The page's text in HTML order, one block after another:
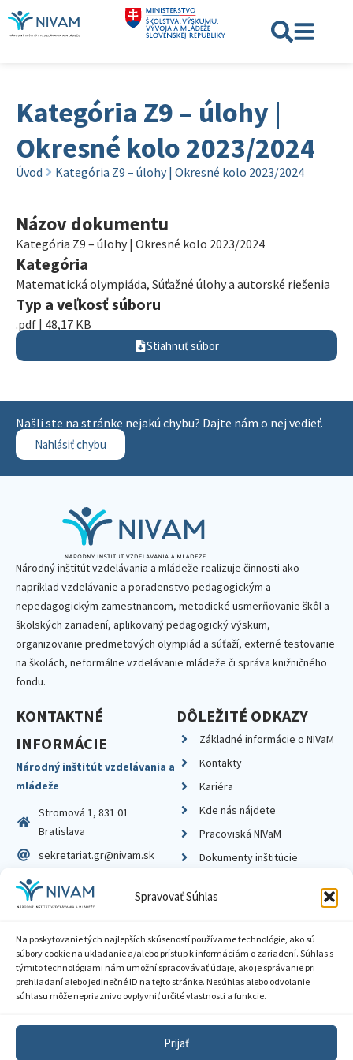
Spravovať Súhlas
Na poskytovanie tých najlepších skúseností používame technológie, ako sú
súbory cookie na ukladanie a/alebo prístup k informáciám o zariadení. Súhlas s
týmito technológiami nám umožní spracovávať údaje, ako je správanie pri
prehliadaní alebo jedinečné ID na tejto stránke. Nesúhlas alebo odvolanie
súhlasu môže nepriaznivo ovplyvniť určité vlastnosti a funkcie.
Prijať
Kategória Z9 – úlohy |
Okresné kolo 2023/2024
Úvod Kategória Z9 – úlohy | Okresné kolo 2023/2024
Názov dokumentu
Kategória Z9 – úlohy | Okresné kolo 2023/2024
Kategória
Matematická olympiáda, Súťažné úlohy a autorské riešenia
Typ a veľkosť súboru
.pdf | 48,17 KB
Stiahnuť súbor
Našli ste na stránke nejakú chybu? Dajte nám o nej vedieť.
Nahlásiť chybu
Národný inštitút vzdelávania a mládeže realizuje činnosti ako
napríklad vzdelávanie a poradenstvo pedagogickým a
nepedagogickým zamestnancom, metodické usmerňovanie škôl a
školských zariadení, aplikovaný pedagogický výskum,
organizovanie predmetových olympiád a súťaží, externé testovanie
na školách, neformálne vzdelávanie mládeže či správa knižničného
fondu.
KONTAKTNÉ
INFORMÁCIE
Národný inštitút vzdelávania a
mládeže
Stromová 1, 831 01
Bratislava
sekretariat.gr@nivam.sk
IČO: 00164348
DIČ: 2020798714
DÔLEŽITÉ ODKAZY
Základné informácie o NIVaM
Kontakty
Kariéra
Kde nás nájdete
Pracoviská NIVaM
Dokumenty inštitúcie
Zásady ochrany súkromia
Sprístupnenie informácií